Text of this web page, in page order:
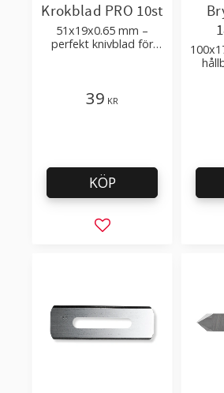
Krokblad PRO 10st
51x19x0.65 mm –
perfekt knivblad för
39 KR
Lägg till i favoriter
KÖP